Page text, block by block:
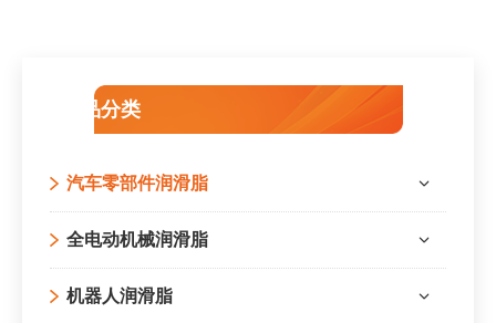
产品分类
汽车零部件润滑脂
全电动机械润滑脂
机器人润滑脂